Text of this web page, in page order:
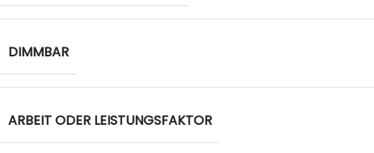
DIMMBAR
ARBEIT ODER LEISTUNGSFAKTOR